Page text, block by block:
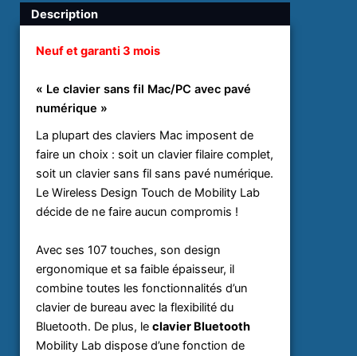
Description
Neuf et garanti 3 mois
« Le clavier sans fil Mac/PC avec pavé
numérique »
La plupart des claviers Mac imposent de
faire un choix : soit un clavier filaire complet,
soit un clavier sans fil sans pavé numérique.
Le Wireless Design Touch de Mobility Lab
décide de ne faire aucun compromis !
Avec ses 107 touches, son design
ergonomique et sa faible épaisseur, il
combine toutes les fonctionnalités d’un
clavier de bureau avec la flexibilité du
Bluetooth. De plus, le clavier Bluetooth
Mobility Lab dispose d’une fonction de